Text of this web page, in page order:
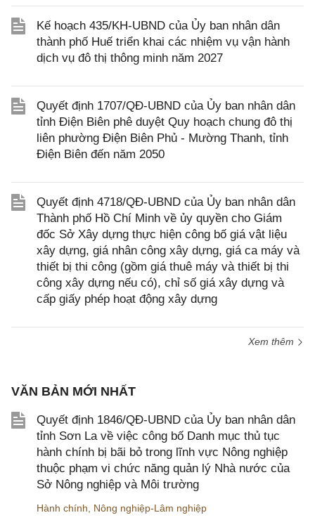
Kế hoạch 435/KH-UBND của Ủy ban nhân dân
thành phố Huế triển khai các nhiệm vụ vận hành
dịch vụ đô thị thông minh năm 2027
Quyết định 1707/QĐ-UBND của Ủy ban nhân dân
tỉnh Điện Biên phê duyệt Quy hoạch chung đô thị
liên phường Điện Biên Phủ - Mường Thanh, tỉnh
Điện Biên đến năm 2050
Quyết định 4718/QĐ-UBND của Ủy ban nhân dân
Thành phố Hồ Chí Minh về ủy quyền cho Giám
đốc Sở Xây dựng thực hiện công bố giá vật liệu
xây dựng, giá nhân công xây dựng, giá ca máy và
thiết bị thi công (gồm giá thuê máy và thiết bị thi
công xây dựng nếu có), chỉ số giá xây dựng và
cấp giấy phép hoạt động xây dựng
Xem thêm
VĂN BẢN MỚI NHẤT
Quyết định 1846/QĐ-UBND của Ủy ban nhân dân
tỉnh Sơn La về việc công bố Danh mục thủ tục
hành chính bị bãi bỏ trong lĩnh vực Nông nghiệp
thuộc phạm vi chức năng quản lý Nhà nước của
Sở Nông nghiệp và Môi trường
Hành chính Nông nghiệp-Lâm nghiệp